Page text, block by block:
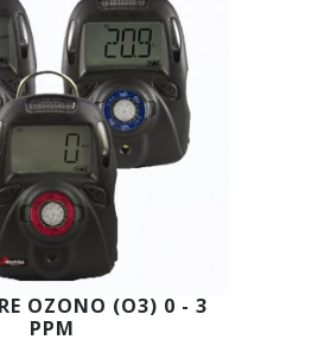
OZONO (O3) 0 - 3
PPM